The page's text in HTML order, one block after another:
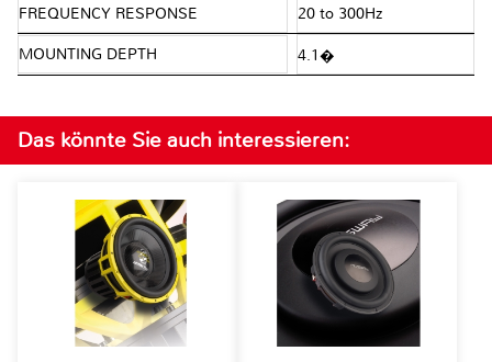
FREQUENCY RESPONSE 20 to 300Hz
MOUNTING DEPTH 4.1�
Das könnte Sie auch interessieren: